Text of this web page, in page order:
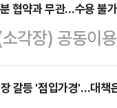
는 협약 당사자
특히 마포구는
사자인 주민들
청장은 9일
협약과 무관…수용
각장) 공동이
마포구는 협약
해달라고 거
갈등 '점입가경'…대